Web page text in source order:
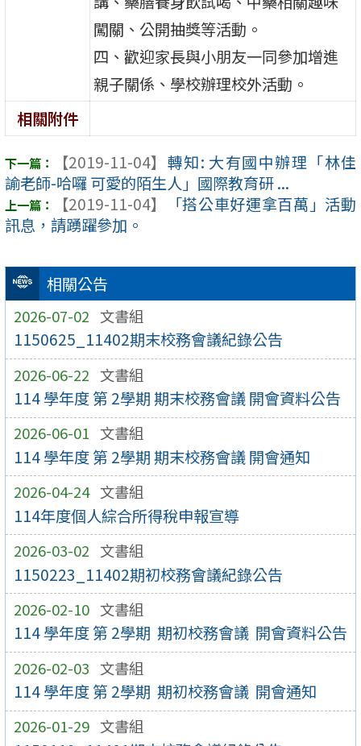
相關公告
2026-07-02 文書組
1150625_11402期末校務會議紀錄公告
2026-06-22 文書組
114 學年度 第 2學期 期末校務會議 開會資料公告
2026-06-01 文書組
114 學年度 第 2學期 期末校務會議 開會通知
2026-04-24 文書組
114年度個人綜合所得稅申報宣導
2026-03-02 文書組
1150223_11402期初校務會議紀錄公告
2026-02-10 文書組
114 學年度 第 2學期 期初校務會議 開會資料公告
2026-02-03 文書組
114 學年度 第 2學期 期初校務會議 開會通知
2026-01-29 文書組
闖關、公開抽獎等活動。
四、歡迎家長與小朋友一同參加增進
親子關係、學校辦理校外活動。
相關附件
【2019-11-04】 轉知: 大有國中辦理「林佳
諭老師-哈囉 可愛的陌生人」國際教育研 ...
【2019-11-04】
「搭公車好運拿百萬」活動
訊息，請踴躍參加。